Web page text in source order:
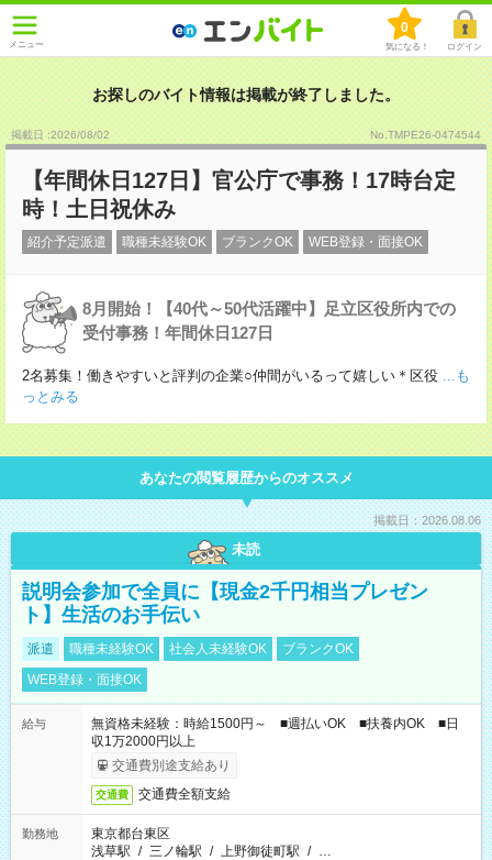
メニュー
0
気になる！ ログイン
お探しのバイト情報は掲載が終了しました。
掲載日 :2026/08/02 No.TMPE26-0474544
【年間休日127日】官公庁で事務！17時台定
時！土日祝休み
紹介予定派遣 職種未経験OK ブランクOK WEB登録・面接OK
8月開始！【40代～50代活躍中】足立区役所内での
受付事務！年間休日127日
2名募集！働きやすいと評判の企業○仲間がいるって嬉しい＊区役 ...も
っとみる
あなたの閲覧履歴からのオススメ
掲載日：2026.08.06
未読
説明会参加で全員に【現金2千円相当プレゼン
ト】生活のお手伝い
派遣 職種未経験OK 社会人未経験OK
ブランクOK
WEB登録・面接OK
給与
無資格未経験：時給1500円～ ■週払いOK ■扶養内OK ■日
収1万2000円以上
交通費別途支給あり
交通費 交通費全額支給
勤務地
東京都台東区
浅草駅 / 三ノ輪駅 / 上野御徒町駅 / …